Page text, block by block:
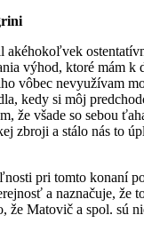
akéhokoľvek
výhod, ktoré mám k
vôbec nevyužívam
kedy si môj
že všade so sebou
zbroji a stálo nás to
pri tomto konaní
a naznačuje, že
že Matovič a spol. sú